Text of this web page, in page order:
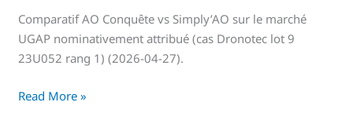
Comparatif AO Conquête vs Simply’AO sur le marché
UGAP nominativement attribué (cas Dronotec lot 9
23U052 rang 1) (2026-04-27).
:
AO
Conquête
à
Read More »